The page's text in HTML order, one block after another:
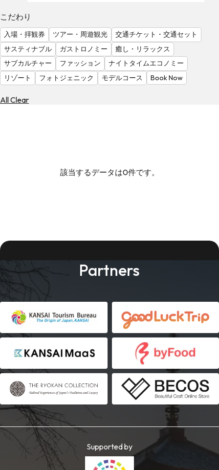
調
べ
る
天
気
を
見
る
こだわり
入場・拝観券 ツアー・周遊観光
交通チケット・交通セット
サスティナブル
ガストロノミー
癒し・リラックス
サブカルチャー
ファッション
ナイトタイムエコノミー
リゾート
フォトジェニック モデルコース Book Now
All Clear
該当するデータは0件です。
Partners
Supported by